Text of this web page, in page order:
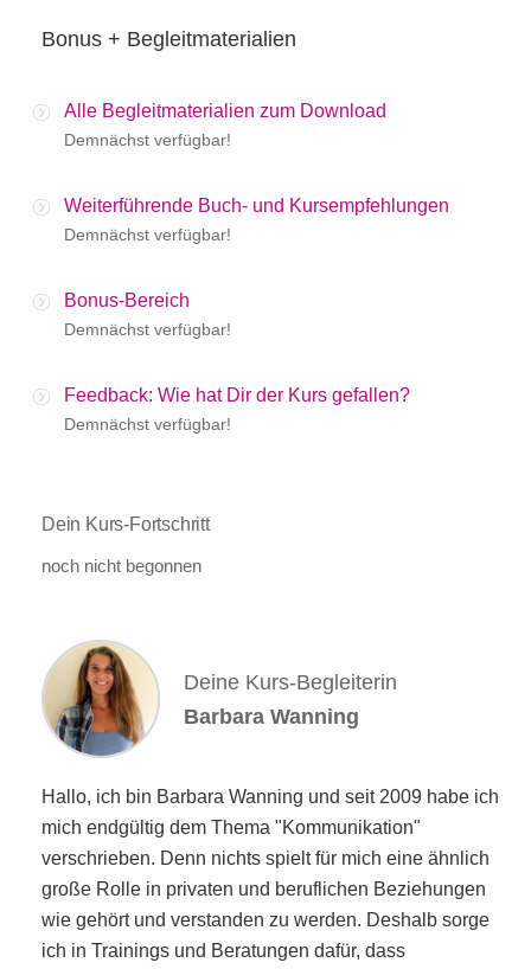
Bonus + Begleitmaterialien
Alle Begleitmaterialien zum Download
Demnächst verfügbar!
Weiterführende Buch- und Kursempfehlungen
Demnächst verfügbar!
Bonus-Bereich
Demnächst verfügbar!
Feedback: Wie hat Dir der Kurs gefallen?
Demnächst verfügbar!
Dein Kurs-Fortschritt
noch nicht begonnen
Deine Kurs-Begleiterin
Barbara Wanning
Hallo, ich bin Barbara Wanning und seit 2009 habe ich
mich endgültig dem Thema "Kommunikation"
verschrieben. Denn nichts spielt für mich eine ähnlich
große Rolle in privaten und beruflichen Beziehungen
wie gehört und verstanden zu werden. Deshalb sorge
ich in Trainings und Beratungen dafür, dass